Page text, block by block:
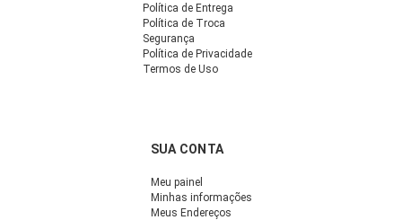
Política de Entrega
Política de Troca
Segurança
Política de Privacidade
Termos de Uso
SUA CONTA
Meu painel
Minhas informações
Meus Endereços